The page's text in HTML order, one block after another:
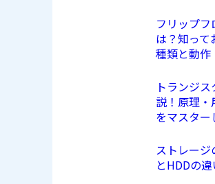
フリップフ
は？知って
種類と動作
トランジ
説！原理
をマスター
ストレージ
とHDDの